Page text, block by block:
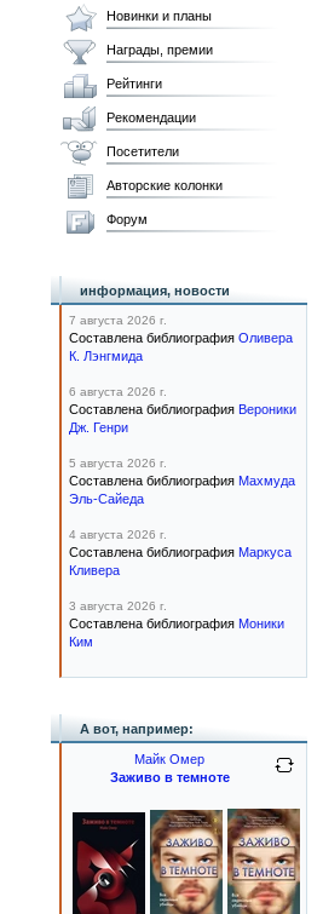
Новинки и планы
Награды, премии
Рейтинги
Рекомендации
Посетители
Авторские колонки
Форум
информация, новости
7 августа 2026 г.
Составлена библиография Оливера
К. Лэнгмида
6 августа 2026 г.
Составлена библиография Вероники
Дж. Генри
5 августа 2026 г.
Составлена библиография Махмуда
Эль-Сайеда
4 августа 2026 г.
Составлена библиография Маркуса
Кливера
3 августа 2026 г.
Составлена библиография Моники
Ким
А вот, например:
Майк Омер
Заживо в темноте